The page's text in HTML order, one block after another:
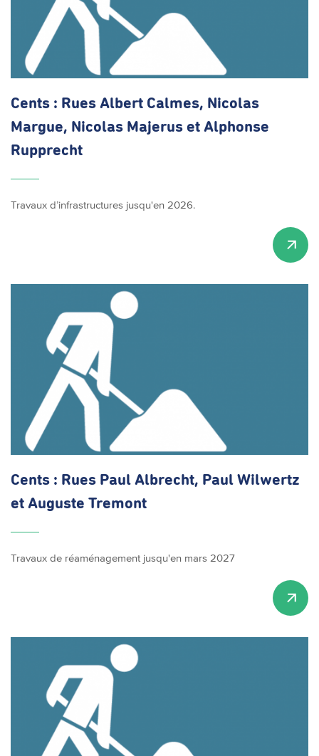
Cents : Rues Albert Calmes, Nicolas
Margue, Nicolas Majerus et Alphonse
Rupprecht
Travaux d’infrastructures jusqu'en 2026.
Cents : Rues Paul Albrecht, Paul Wilwertz
et Auguste Tremont
Travaux de réaménagement jusqu'en mars 2027